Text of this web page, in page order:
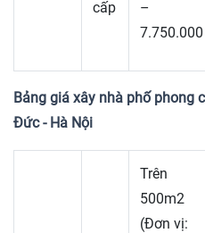
cấp
–
7.750.000
Bảng giá xây nhà phố phong
Đức - Hà Nội
Trên
500m2
(Đơn vị: